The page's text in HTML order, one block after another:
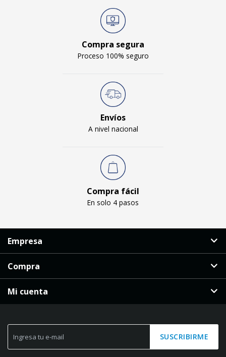
Compra segura
Proceso 100% seguro
Envíos
A nivel nacional
Compra fácil
En solo 4 pasos
SUSCRIBIRME
Empresa
Compra
Mi cuenta